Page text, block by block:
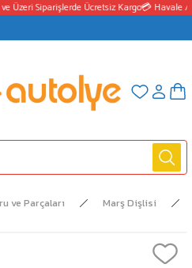
Üzeri Siparişlerde Ücretsiz Kargo💳 Havale /
ve Parçaları Marş Dişlisi